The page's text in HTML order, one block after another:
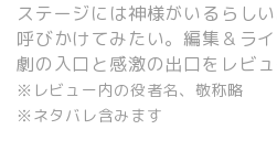
ステージには神様がいるらし
呼びかけてみたい。編集＆ラ
劇の入口と感激の出口をレビュ
※レビュー内の役者名、敬称略
※ネタバレ含みます